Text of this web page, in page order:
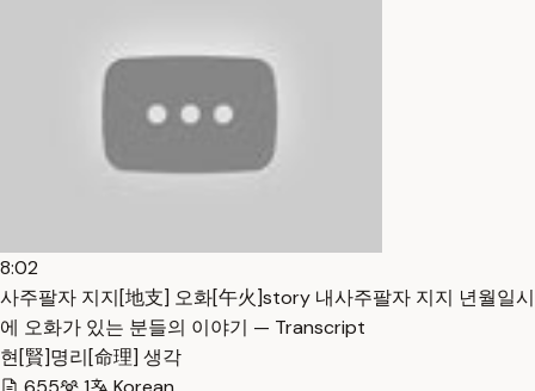
8:02
사주팔자 지지[地支] 오화[午火]story 내사주팔자 지지 년월일시
에 오화가 있는 분들의 이야기 — Transcript
현[賢]명리[命理] 생각